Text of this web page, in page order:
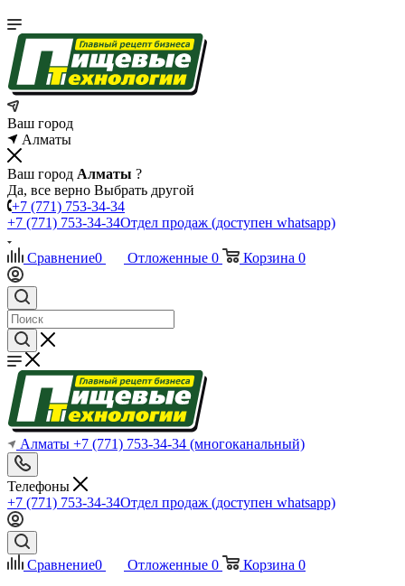
Ваш город
Алматы
Ваш город Алматы ?
Да, все верно Выбрать другой
+7 (771) 753-34-34
+7 (771) 753-34-34Отдел продаж (доступен whatsapp)
Сравнение0 Отложенные 0 Корзина 0
Алматы +7 (771) 753-34-34 (многоканальный)
Телефоны
+7 (771) 753-34-34Отдел продаж (доступен whatsapp)
Сравнение0 Отложенные 0 Корзина 0